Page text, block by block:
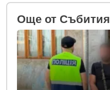
Oще от Събития